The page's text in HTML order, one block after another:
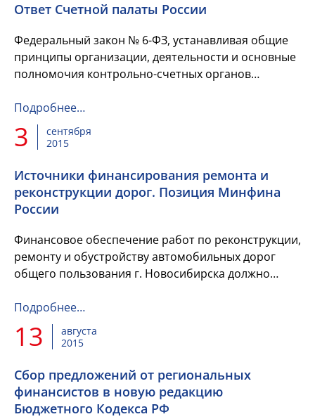
Ответ Счетной палаты России
Федеральный закон № 6-ФЗ, устанавливая общие
принципы организации, деятельности и основные
полномочия контрольно-счетных органов
счетных органов муниципальных...
Подробнее…
3
сентября
2015
Источники финансирования ремонта и
реконструкции дорог. Позиция Минфина
России
Финансовое обеспечение работ по реконструкции,
ремонту и обустройству автомобильных дорог
общего пользования г. Новосибирска должно
г. Новосибирска и Новосибирской...
Подробнее…
13
августа
2015
Сбор предложений от региональных
финансистов в новую редакцию
Бюджетного Кодекса РФ